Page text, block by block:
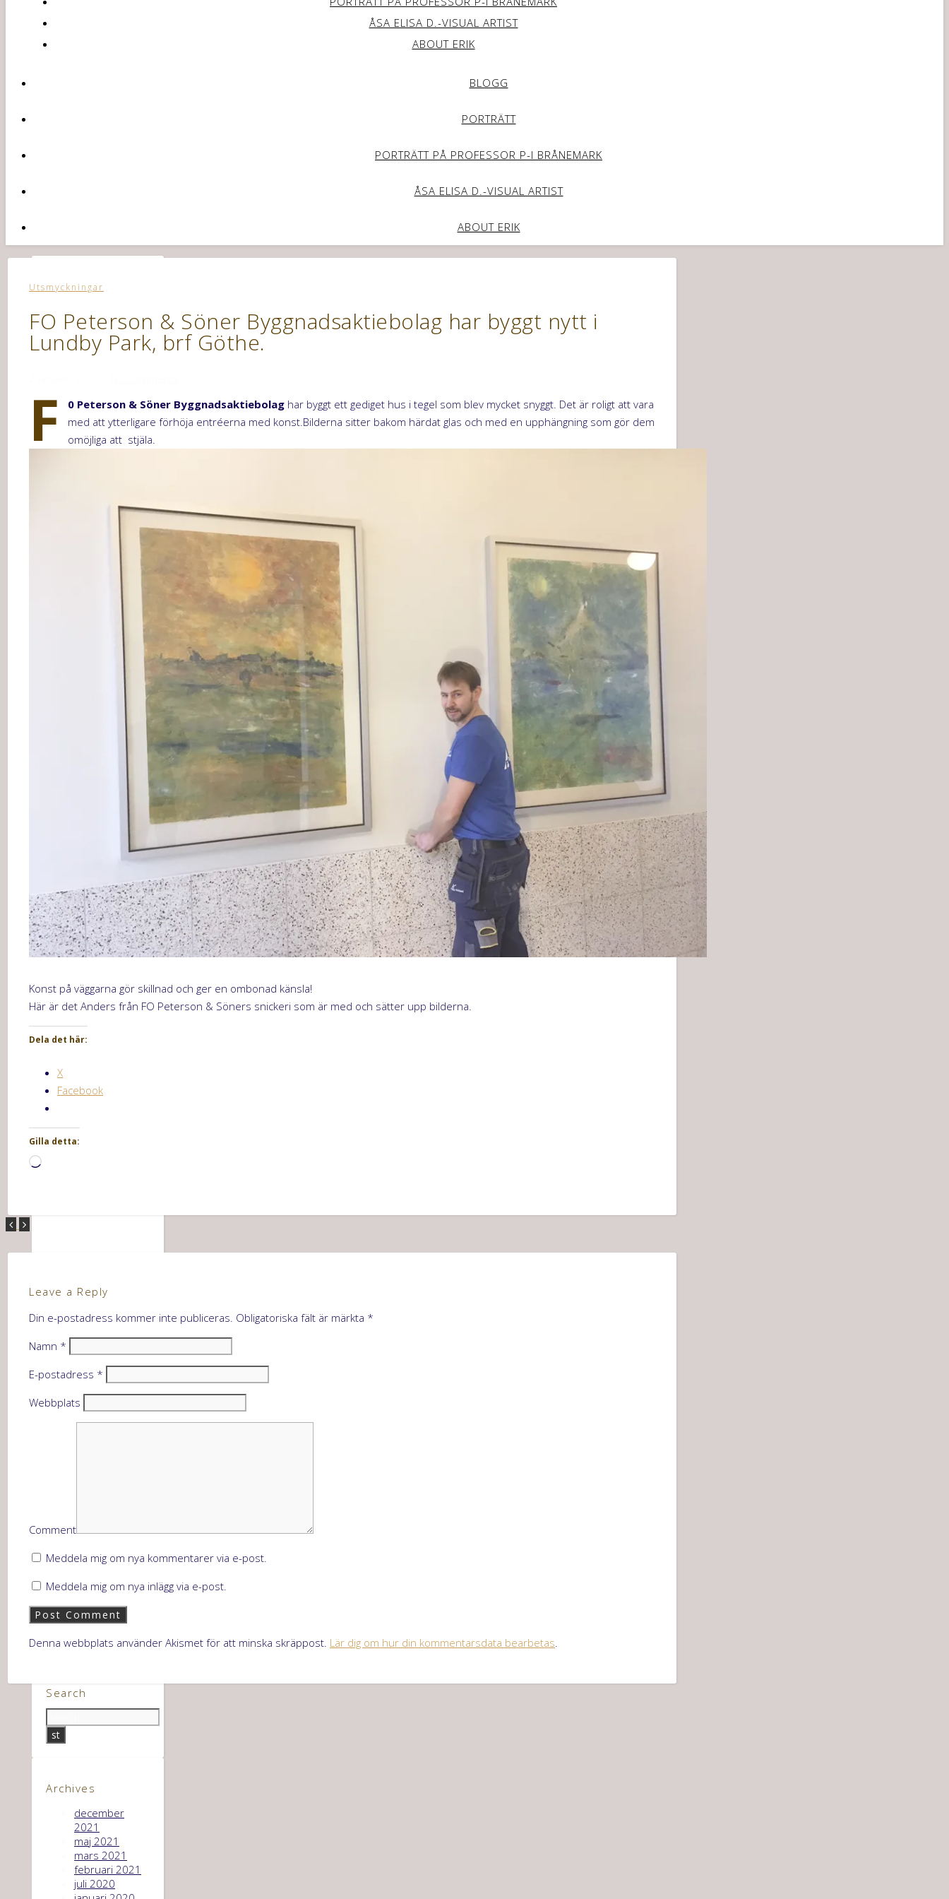
ÅSA ELISA D.-VISUAL ARTIST
ABOUT ERIK
BLOGG
PORTRÄTT
PORTRÄTT PÅ PROFESSOR P-I BRÅNEMARK
ÅSA ELISA D.-VISUAL ARTIST
ABOUT ERIK
Utsmyckningar
FO Peterson & Söner Byggnadsaktiebolag har byggt nytt i
Lundby Park, brf Göthe.
F 0 Peterson & Söner Byggnadsaktiebolag har byggt ett gediget hus i tegel som blev mycket snyggt. Det är roligt att vara
med att ytterligare förhöja entréerna med konst.Bilderna sitter bakom härdat glas och med en upphängning som gör dem
omöjliga att stjäla.
Konst på väggarna gör skillnad och ger en ombonad känsla!
Här är det Anders från FO Peterson & Söners snickeri som är med och sätter upp bilderna.
Dela det här:
X
Facebook
Gilla detta:
Laddar
Leave a Reply
Din e-postadress kommer inte publiceras. Obligatoriska fält är märkta *
Namn *
E-postadress *
Webbplats
Comment
Meddela mig om nya kommentarer via e-post.
Meddela mig om nya inlägg via e-post.
Denna webbplats använder Akismet för att minska skräppost. Lär dig om hur din kommentarsdata bearbetas
Search
Archives
december
2021
maj 2021
mars 2021
februari 2021
juli 2020